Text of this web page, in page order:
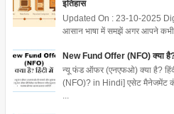
इतिहास
Updated On : 23-10-2025
आसान भाषा में समझें अगर आपने
New Fund Offer (NFO) क्या
न्यू फंड ऑफर (एनएफओ) क्या है?
(NFO)? in Hindi] एसेट मैनेजमेंट
...